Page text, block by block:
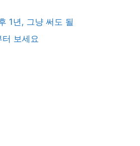
1년, 그냥 써도 될
터 보세요